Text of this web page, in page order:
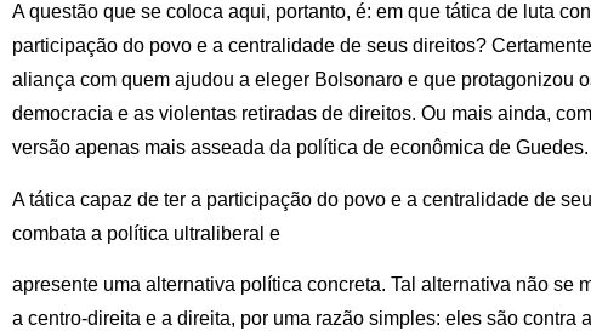
A questão que se coloca aqui, portanto, é: em que tática de luta
participação do povo e a centralidade de seus direitos?
aliança com quem ajudou a eleger Bolsonaro e que protagonizou
democracia e as violentas retiradas de direitos. Ou mais ainda,
versão apenas mais asseada da política de econômica de Guedes.
A tática capaz de ter a participação do povo e a centralidade de
combata a política ultraliberal e
apresente uma alternativa política concreta. Tal alternativa não se
a centro-direita e a direita, por uma razão simples: eles são contra